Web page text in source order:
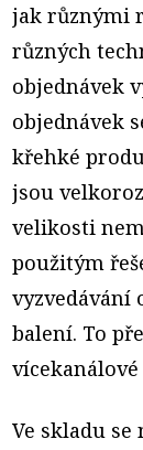
jak různými
různých
objednávek
objednávek
křehké
jsou
velikosti
použitým
vyzvedávání
balení. To
Ve skladu